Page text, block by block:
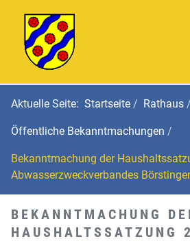
Aktuelle Seite: Startseite Rathaus
Öffentliche Bekanntmachungen
Bekanntmachung der
Abwasserzweckverbandes
BEKANNTMACHUNG
HAUSHALTSSATZUNG